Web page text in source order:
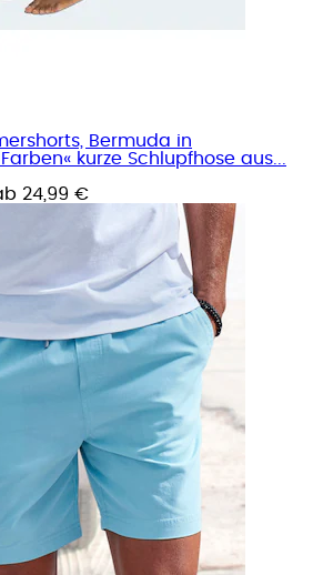
Bermuda in
kurze Schlupfhose aus...
24,99 €